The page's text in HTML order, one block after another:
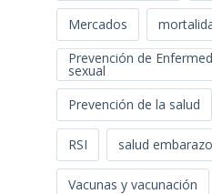
Mercados
Prevención de
sexual
Prevención de la salud
RSI salud embarazo
Vacunas y vacunación